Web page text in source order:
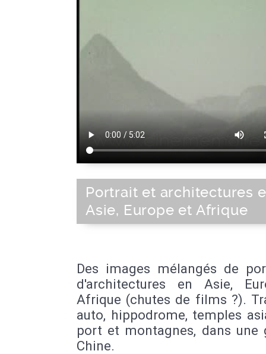
Portrait et architectures
Asie, Europe et Afrique
Des images mélangés de
d'architectures en Asie,
Afrique (chutes de films ?).
auto, hippodrome, temples
port et montagnes, dans une
Chine.